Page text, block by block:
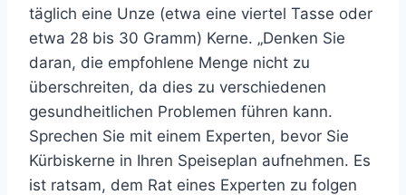
täglich eine Unze (etwa eine viertel Tasse oder
etwa 28 bis 30 Gramm) Kerne. „Denken Sie
daran, die empfohlene Menge nicht zu
überschreiten, da dies zu verschiedenen
gesundheitlichen Problemen führen kann.
Sprechen Sie mit einem Experten, bevor Sie
Kürbiskerne in Ihren Speiseplan aufnehmen. Es
ist ratsam, dem Rat eines Experten zu folgen